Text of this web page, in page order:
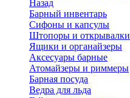
Назад
Барный инвентарь
Сифоны и капсулы
Штопоры и открывалки
Ящики и органайзеры
Аксесуары барные
Атомайзеры и риммеры
Барная посуда
Ведра для льда